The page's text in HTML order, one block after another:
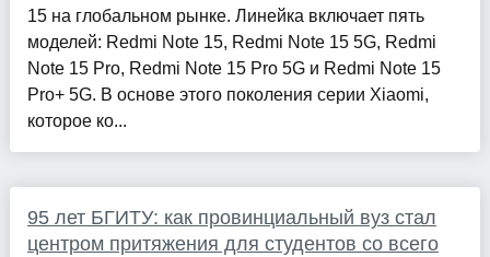
15 на глобальном рынке. Линейка включает пять
моделей: Redmi Note 15, Redmi Note 15 5G, Redmi
Note 15 Pro, Redmi Note 15 Pro 5G и Redmi Note 15
Pro+ 5G. В основе этого поколения серии Xiaomi,
которое ко...
95 лет БГИТУ: как провинциальный вуз стал
центром притяжения для студентов со всего